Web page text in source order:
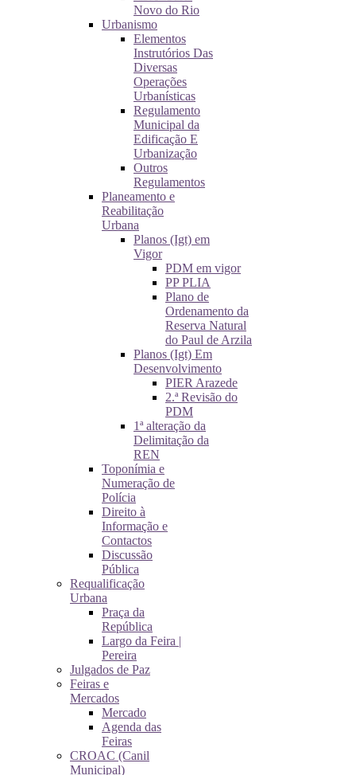
Novo do Rio
Urbanismo
Elementos
Instrutórios Das
Diversas
Operações
Urbanísticas
Regulamento
Municipal da
Edificação E
Urbanização
Outros
Regulamentos
Planeamento e
Reabilitação
Urbana
Planos (Igt) em
Vigor
PDM em vigor
PP PLIA
Plano de
Ordenamento da
Reserva Natural
do Paul de Arzila
Planos (Igt) Em
Desenvolvimento
PIER Arazede
2.ª Revisão do
PDM
1ª alteração da
Delimitação da
REN
Toponímia e
Numeração de
Polícia
Direito à
Informação e
Contactos
Discussão
Pública
Requalificação
Urbana
Praça da
República
Largo da Feira |
Pereira
Julgados de Paz
Feiras e
Mercados
Mercado
Agenda das
Feiras
CROAC (Canil
Municipal)